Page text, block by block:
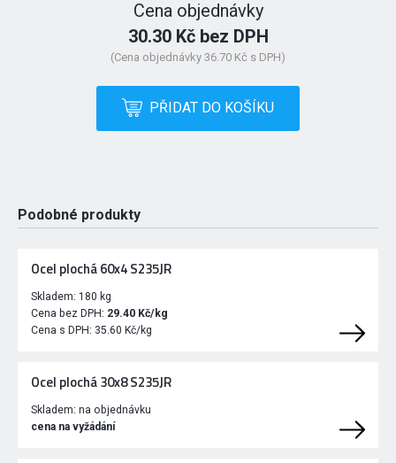
Cena objednávky
30.30 Kč bez DPH
(Cena objednávky 36.70 Kč s DPH)
PŘIDAT DO KOŠÍKU
Podobné produkty
Ocel plochá 60x4 S235JR
Skladem: 180 kg
Cena bez DPH: 29.40 Kč/kg
Cena s DPH: 35.60 Kč/kg
Ocel plochá 30x8 S235JR
Skladem: na objednávku
cena na vyžádání